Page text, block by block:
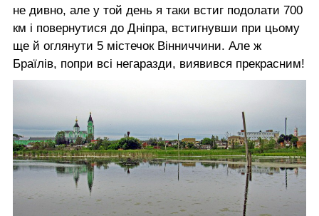
не дивно, але у той день я таки встиг подолати 700
км і повернутися до Дніпра, встигнувши при цьому
ще й оглянути 5 містечок Вінниччини. Але ж
Браїлів, попри всі негаразди, виявився прекрасним!